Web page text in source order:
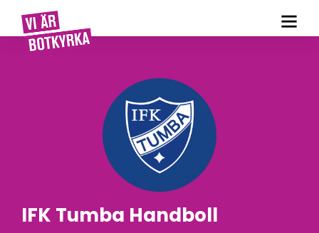
IFK Tumba Handboll